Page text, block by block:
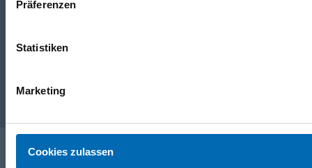
Präferenzen
Statistiken
Marketing
Cookies zulassen